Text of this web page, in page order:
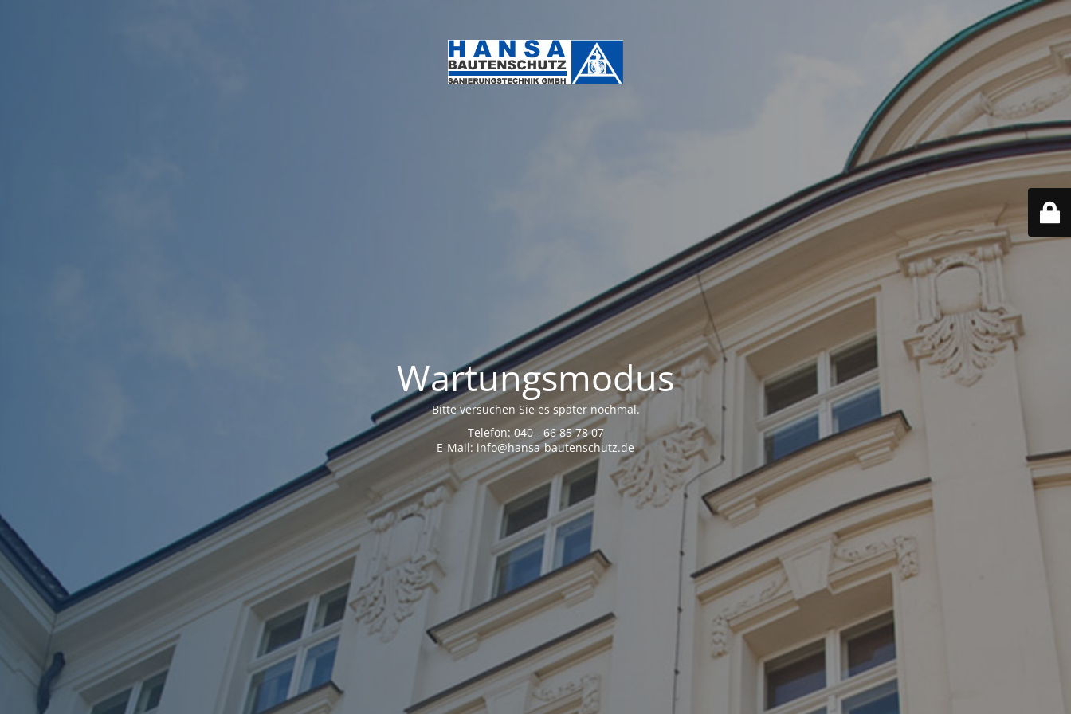
Wartungsmodus
Bitte versuchen Sie es später nochmal.
Telefon: 040 - 66 85 78 07
E-Mail: info@hansa-bautenschutz.de